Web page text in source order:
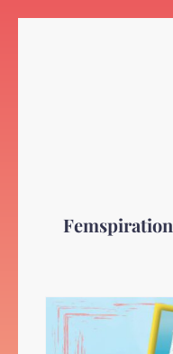
Femspiration